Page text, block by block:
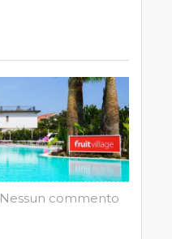
Nessun commento